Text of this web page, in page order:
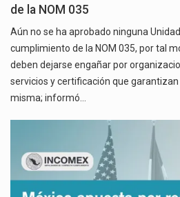
de la NOM 035
Aún no se ha aprobado ninguna
cumplimiento de la NOM 035, por tal
deben dejarse engañar por
servicios y certificación que
misma; informó…